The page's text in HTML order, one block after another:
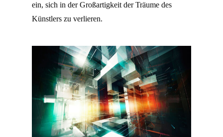
ein, sich in der Großartigkeit der Träume des
Künstlers zu verlieren.